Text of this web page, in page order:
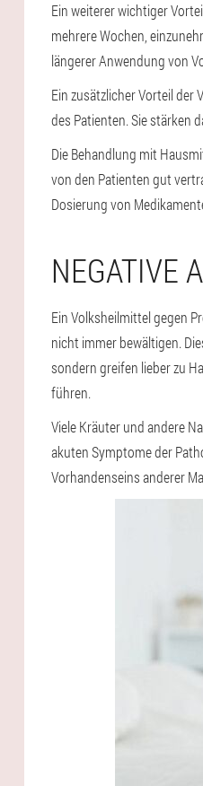
Ein weiterer wichtiger
mehrere Wochen,
längerer Anwendung von
Ein zusätzlicher Vorteil der
des Patienten. Sie stärken
Die Behandlung mit
von den Patienten gut
Dosierung von
NEGATIVE
Ein Volksheilmittel gegen
nicht immer bewältigen.
sondern greifen lieber zu
führen.
Viele Kräuter und andere
akuten Symptome der
Vorhandenseins anderer